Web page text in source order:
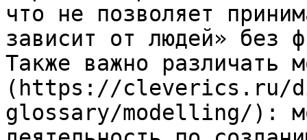
что не позволяет
зависит от людей» без
Также важно различать
(https://cleverics.ru/
glossary/modelling/):